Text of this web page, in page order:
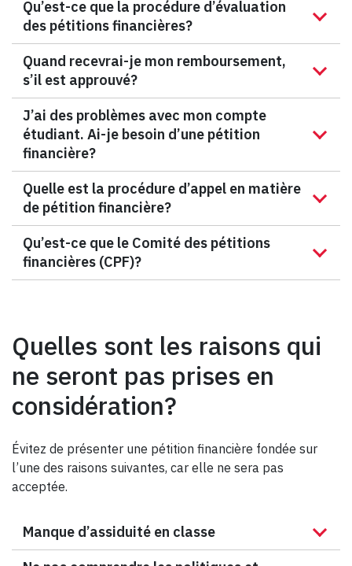
Qu’est-ce que la procédure d’évaluation
des pétitions financières?
Quand recevrai-je mon remboursement,
s’il est approuvé?
J’ai des problèmes avec mon compte
étudiant. Ai-je besoin d’une pétition
financière?
Quelle est la procédure d’appel en matière
de pétition financière?
Qu’est-ce que le Comité des pétitions
financières (CPF)?
Quelles sont les raisons qui
ne seront pas prises en
considération?
Évitez de présenter une pétition financière fondée sur
l’une des raisons suivantes, car elle ne sera pas
acceptée.
Manque d’assiduité en classe